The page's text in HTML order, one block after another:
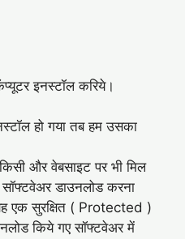
इनस्टॉल करिये।
हो गया तब हम उसका
और वेबसाइट पर भी मिल
डाउनलोड करना
एक सुरक्षित ( Protected )
किये गए सॉफ्टवेअर में